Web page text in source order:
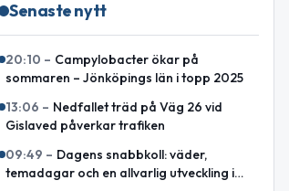
Senaste nytt
20:10 – Campylobacter ökar på
sommaren – Jönköpings län i topp 2025
13:06 – Nedfallet träd på Väg 26 vid
Gislaved påverkar trafiken
09:49 – Dagens snabbkoll: väder,
temadagar och en allvarlig utveckling i